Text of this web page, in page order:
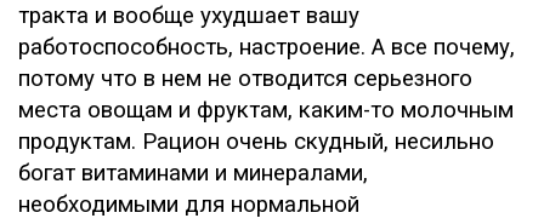
тракта и вообще ухудшает вашу
работоспособность, настроение. А все почему,
потому что в нем не отводится серьезного
места овощам и фруктам, каким-то молочным
продуктам. Рацион очень скудный, несильно
богат витаминами и минералами,
необходимыми для нормальной